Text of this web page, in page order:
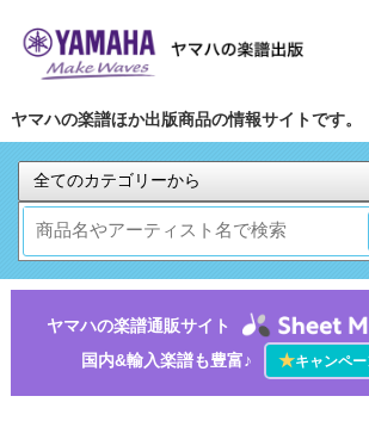
ヤマハの楽譜ほか出版商品の情報サイトです。
ヤマハの楽譜通販サイト
国内&輸入楽譜も豊富♪
★キャンペ